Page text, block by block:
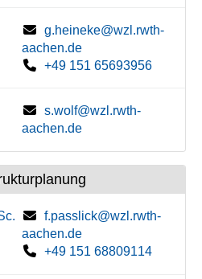
g.heineke@wzl.rwth-
aachen.de
+49 151 65693956
s.wolf@wzl.rwth-
aachen.de
f.passlick@wzl.rwth-
aachen.de
+49 151 68809114